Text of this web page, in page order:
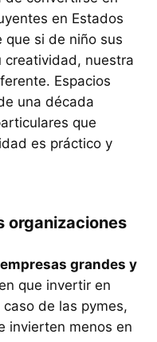
en Estados
que si de niño sus
creatividad, nuestra
Espacios
una década
que
es práctico y
organizaciones
grandes y
que invertir en
de las pymes,
invierten menos en